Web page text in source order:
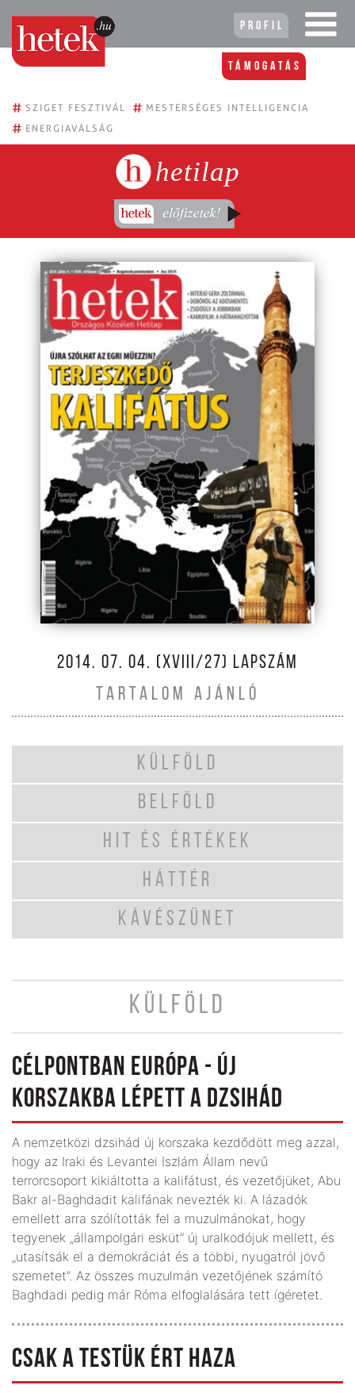
Profil
Támogatás
# SZIGET FESZTIVÁL # MESTERSÉGES INTELLIGENCIA
# ENERGIAVÁLSÁG
hetilap
2014. 07. 04. (XVIII/27) LAPSZÁM
TARTALOM AJÁNLÓ
KÜLFÖLD
BELFÖLD
HIT ÉS ÉRTÉKEK
HÁTTÉR
KÁVÉSZÜNET
KÜLFÖLD
CÉLPONTBAN EURÓPA - ÚJ
KORSZAKBA LÉPETT A DZSIHÁD
A nemzetközi dzsihád új korszaka kezdődött meg azzal,
hogy az Iraki és Levantei Iszlám Állam nevű
terrorcsoport kikiáltotta a kalifátust, és vezetőjüket, Abu
Bakr al-Baghdadit kalifának nevezték ki. A lázadók
emellett arra szólították fel a muzulmá­no­kat, hogy
tegyenek „állampolgári esküt” új uralkodójuk mellett, és
„utasítsák el a demokráciát és a többi, nyugatról jövő
szemetet”. Az összes muzulmán vezetőjének számító
Baghdadi pedig már Róma elfoglalására tett ígéretet.
CSAK A TESTÜK ÉRT HAZA